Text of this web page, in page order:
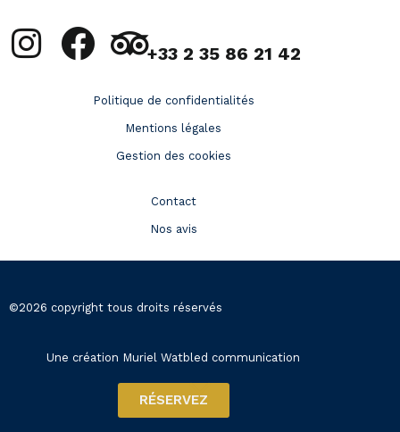
+33 2 35 86 21 42
Politique de confidentialités
Mentions légales
Gestion des cookies
Contact
Nos avis
©2026 copyright tous droits réservés
Une création Muriel Watbled communication
RÉSERVEZ